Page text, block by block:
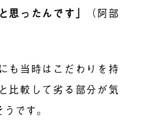
思ったんです」
（阿部
も当時はこだわりを持
比較して劣る部分が気
です。